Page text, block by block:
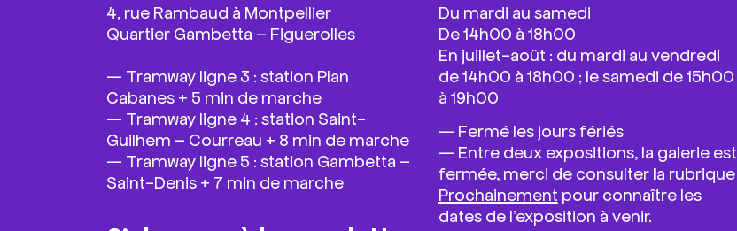
4, rue Rambaud à Montpellier
Quartier Gambetta – Figuerolles
— Tramway ligne 3 : station Plan
Cabanes + 5 min de marche
— Tramway ligne 4 : station Saint-
Guilhem – Courreau + 8 min de marche
— Tramway ligne 5 : station Gambetta –
Saint-Denis + 7 min de marche
Du mardi au samedi
De 14h00 à 18h00
En juillet-août : du mardi au vendredi
de 14h00 à 18h00 ; le samedi de 15h00
à 19h00
— Fermé les jours fériés
— Entre deux expositions, la galerie est
fermée, merci de consulter la rubrique
Prochainement pour connaître les
dates de l’exposition à venir.